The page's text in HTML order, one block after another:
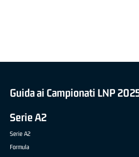
Guida ai Campionati LNP
Serie A2
Serie A2
Formula